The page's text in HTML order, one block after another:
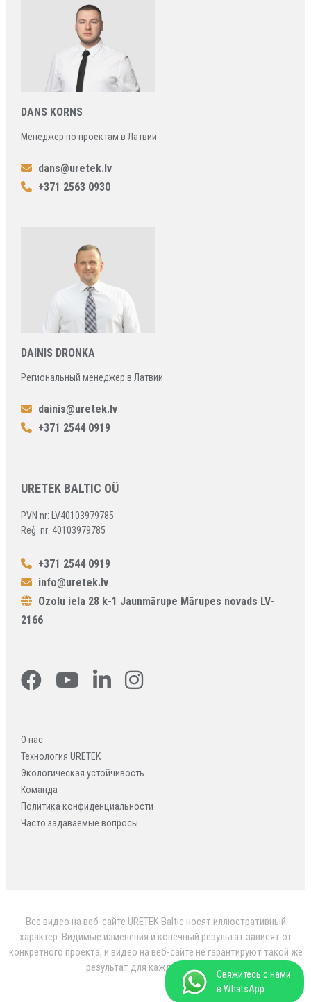
Свяжитесь с нами
в WhatsApp
DANS KORNS
Менеджер по проектам в Латвии
dans@uretek.lv
+371 2563 0930
DAINIS DRONKA
Региональный менеджер в Латвии
dainis@uretek.lv
+371 2544 0919
URETEK BALTIC OÜ
PVN nr: LV40103979785
Reģ. nr: 40103979785
+371 2544 0919
info@uretek.lv
Ozolu iela 28 k-1 Jaunmārupe Mārupes novads LV-
2166
О нас
Технология URETEK
Экологическая устойчивость
Команда
Политика конфиденциальности
Часто задаваемые вопросы
Все видео на веб-сайте URETEK Baltic носят иллюстративный
характер. Видимые изменения и конечный результат зависят от
конкретного проекта, и видео на веб-сайте не гарантируют такой же
результат для каждого проекта.